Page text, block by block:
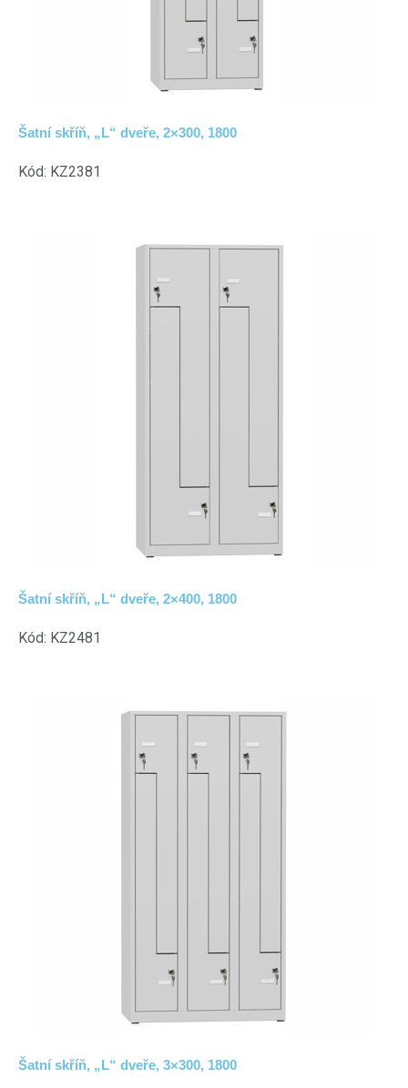
Šatní skříň, „L“ dveře, 2×300, 1800
Kód: KZ2381
Šatní skříň, „L“ dveře, 2×400, 1800
Kód: KZ2481
Šatní skříň, „L“ dveře, 3×300, 1800